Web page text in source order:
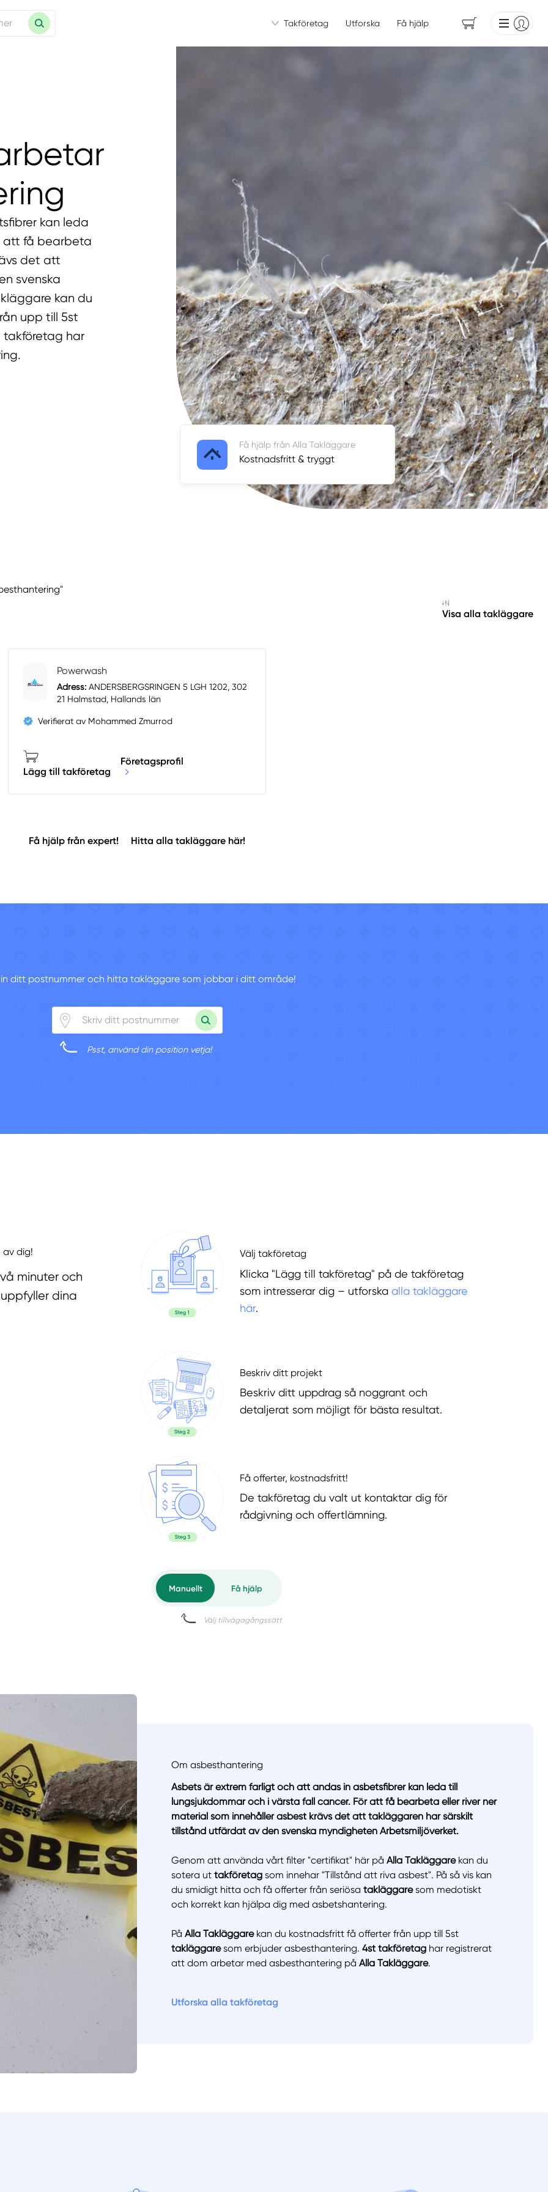
Takföretag Utforska Få hjälp
kan leda
att få bearbeta
det att
svenska
kan du
upp till 5st
takföretag har
Få hjälp från Alla Takläggare
Kostnadsfritt & tryggt
Visa alla takläggare
Powerwash
Adress: ANDERSBERGSRINGEN 5 LGH 1202, 302
21 Halmstad, Hallands län
Verifierat av Mohammed Zmurrod
Lägg till takföretag
Företagsprofil
Få hjälp från expert! Hitta alla takläggare här!
in ditt postnummer och hitta takläggare som jobbar i ditt område!
Psst, använd din position vetja!
av dig!
minuter och
dina
Välj takföretag
Klicka "Lägg till takföretag" på de takföretag
som intresserar dig – utforska alla takläggare
här.
Beskriv ditt projekt
Beskriv ditt uppdrag så noggrant och
detaljerat som möjligt för bästa resultat.
Få offerter, kostnadsfritt!
De takföretag du valt ut kontaktar dig för
rådgivning och offertlämning.
Få hjälp
Välj tillvägagångssätt
Om asbesthantering
Asbets är extrem farligt och att andas in asbetsfibrer kan leda till
lungsjukdommar och i värsta fall cancer. För att få bearbeta eller river ner
material som innehåller asbest krävs det att takläggaren har särskilt
tillstånd utfärdat av den svenska myndigheten Arbetsmiljöverket.
Genom att använda vårt filter "certifikat" här på Alla Takläggarekan du
sotera ut takföretag som innehar "Tillstånd att riva asbest". På så vis kan
du smidigt hitta och få offerter från seriösa takläggaresom medotiskt
och korrekt kan hjälpa dig med asbetshantering.
På Alla Takläggarekan du kostnadsfritt få offerter från upp till 5st
takläggaresom erbjuder asbesthantering. 4st takföretag har registrerat
att dom arbetar med asbesthantering på Alla Takläggare.
Utforska alla takföretag